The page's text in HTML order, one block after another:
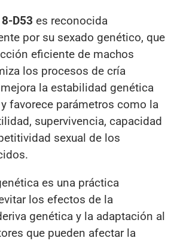
D53 es reconocida
por su sexado genético, que
eficiente de machos
los procesos de cría
la estabilidad genética
favorece parámetros como la
supervivencia, capacidad
sexual de los
es una práctica
los efectos de la
genética y la adaptación al
que pueden afectar la